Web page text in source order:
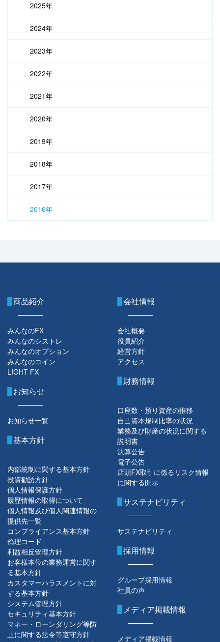
2025年
2024年
2023年
2022年
2021年
2020年
2019年
2018年
2017年
2016年
商品紹介
みんなのFX
みんなのシストレ
みんなのオプション
みんなのコイン
LIGHT FX
お知らせ
お知らせ一覧
会社情報
会社概要
役員紹介
経営方針
アクセス
財務情報
口座数・預り資産の推移
自己資本規制比率の状況
業務及び財産の状況に関する
説明書
決算公告
電子公告
店頭FX取引に係るリスク情報
に関する開示
基本方針
内部統制に関する基本方針
投資勧誘方針
個人情報保護方針
履歴情報の取得について
個人情報及び個人関連情報の
提供先一覧
コンプライアンス基本方針
倫理コード
利益相反管理方針
お客様本位の業務運営に関す
る基本方針
カスタマーハラスメントに対
する基本方針
システム管理方針
セキュリティ基本方針
マネー・ローンダリング等防
止に関する法令等遵守方針
サステナビリティ
サステナビリティ
採用情報
グループ採用情報
社員の声
メディア掲載情報
メディア掲載情報